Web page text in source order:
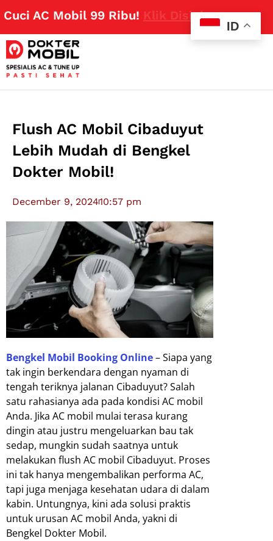
AC Mobil 99 Ribu!Klik Disini
Flush AC Mobil Cibaduyut
Lebih Mudah di Bengkel
Dokter Mobil!
December 9, 202410:57 pm
Bengkel Mobil Booking Online– Siapa yang
tak ingin berkendara dengan nyaman di
tengah teriknya jalanan Cibaduyut? Salah
satu rahasianya ada pada kondisi AC mobil
Anda. Jika AC mobil mulai terasa kurang
dingin atau justru mengeluarkan bau tak
sedap, mungkin sudah saatnya untuk
melakukan flush AC mobil Cibaduyut. Proses
ini tak hanya mengembalikan performa AC,
tapi juga menjaga kesehatan udara di dalam
kabin. Untungnya, kini ada solusi praktis
untuk urusan AC mobil Anda, yakni di
Bengkel Dokter Mobil.
ID